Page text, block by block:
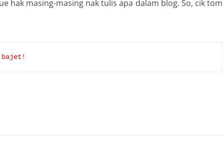
hak masing-masing nak tulis apa dalam blog. So, cik tom
bajet!